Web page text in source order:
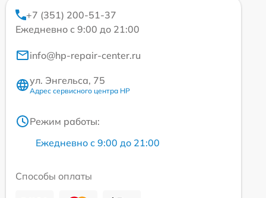
+7 (351) 200-51-37
Ежедневно с 9:00 до 21:00
info@hp-repair-center.ru
ул. Энгельса, 75
Адрес сервисного центра HP
Режим работы:
Ежедневно с 9:00 до 21:00
Способы оплаты